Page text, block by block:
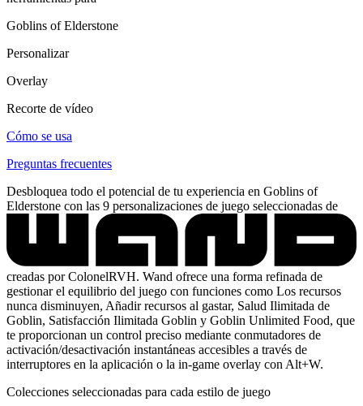
Goblins of Elderstone
Personalizar
Overlay
Recorte de vídeo
Cómo se usa
Preguntas frecuentes
Desbloquea todo el potencial de tu experiencia en Goblins of
Elderstone con las 9 personalizaciones de juego seleccionadas de
creadas por ColonelRVH. Wand ofrece una forma refinada de
gestionar el equilibrio del juego con funciones como Los recursos
nunca disminuyen, Añadir recursos al gastar, Salud Ilimitada de
Goblin, Satisfacción Ilimitada Goblin y Goblin Unlimited Food, que
te proporcionan un control preciso mediante conmutadores de
activación/desactivación instantáneas accesibles a través de
interruptores en la aplicación o la in-game overlay con Alt+W.
Colecciones seleccionadas para cada estilo de juego